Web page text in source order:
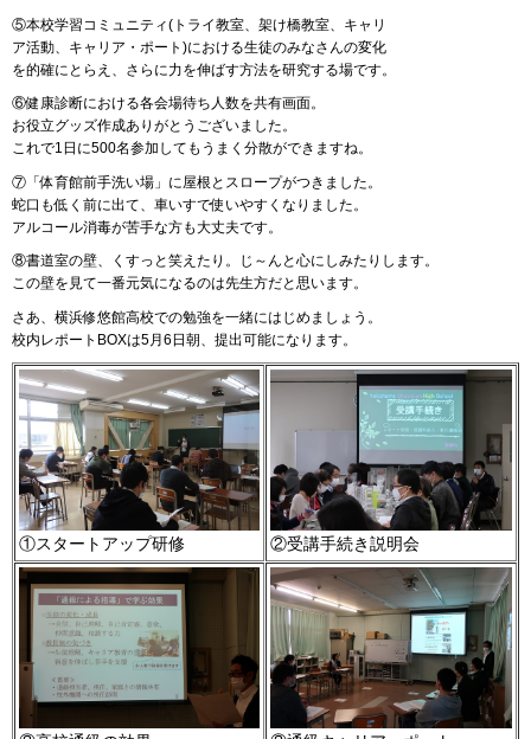
⑤本校学習コミュニティ(トライ教室、架け橋教室、キャリ
ア活動、キャリア・ポート)における生徒のみなさんの変化
を的確にとらえ、さらに力を伸ばす方法を研究する場です。
⑥健康診断における各会場待ち人数を共有画面。
お役立グッズ作成ありがとうございました。
これで1日に500名参加してもうまく分散ができますね。
⑦「体育館前手洗い場」に屋根とスロープがつきました。
蛇口も低く前に出て、車いすで使いやすくなりました。
アルコール消毒が苦手な方も大丈夫です。
⑧書道室の壁、くすっと笑えたり。じ～んと心にしみたりします。
この壁を見て一番元気になるのは先生方だと思います。
さあ、横浜修悠館高校での勉強を一緒にはじめましょう。
校内レポートBOXは5月6日朝、提出可能になります。
①スタートアップ研修 ②受講手続き説明会